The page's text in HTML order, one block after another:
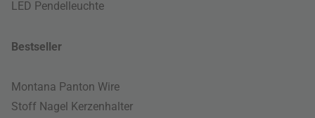
LED Pendelleuchte
Bestseller
Montana Panton Wire
Stoff Nagel Kerzenhalter